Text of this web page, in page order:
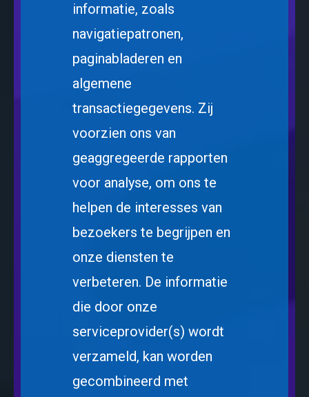
informatie, zoals
navigatiepatronen,
paginabladeren en
algemene
transactiegegevens. Zij
voorzien ons van
geaggregeerde rapporten
voor analyse, om ons te
helpen de interesses van
bezoekers te begrijpen en
onze diensten te
verbeteren. De informatie
die door onze
serviceprovider(s) wordt
verzameld, kan worden
gecombineerd met